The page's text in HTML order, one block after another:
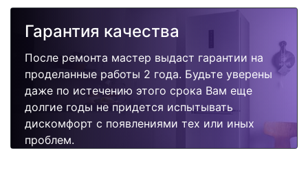
Гарантия качества
После ремонта мастер выдаст гарантии на
проделанные работы 2 года. Будьте уверены
даже по истечению этого срока Вам еще
долгие годы не придется испытывать
дискомфорт с появлениями тех или иных
проблем.